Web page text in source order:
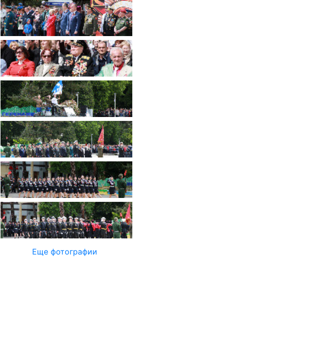
имуществе и обязательствах
имущественного характера
План работы и график сессий
ОБРАЩЕНИЯ
Написать обращение
Просмотр своего обращения
Установленные формы
обращений
Порядок и время приема
Порядок обжалования
Обзоры обращений лиц
Законодательная карта
Порядок оказания бесплатной
юридической помощи
Еще фотографии